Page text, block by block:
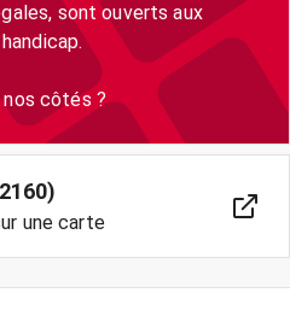
sont ouverts aux
Alors prêt(e) à travailler à nos côtés ?
une carte